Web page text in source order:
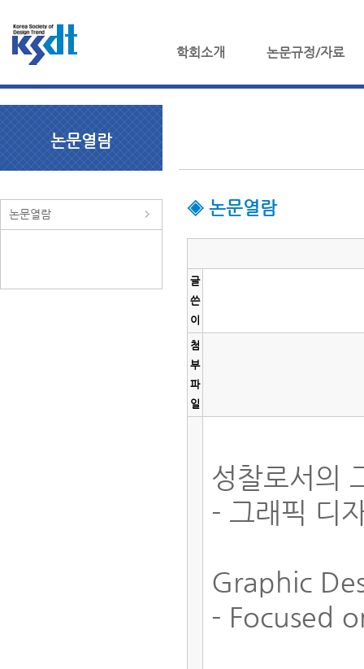
학회소개 논문규정/자료
논문열람
논문열람 ◈ 논문열람
글
쓴
이
첨
부
파
일
성찰로서의
- 그래픽 디
Graphic
- Focused